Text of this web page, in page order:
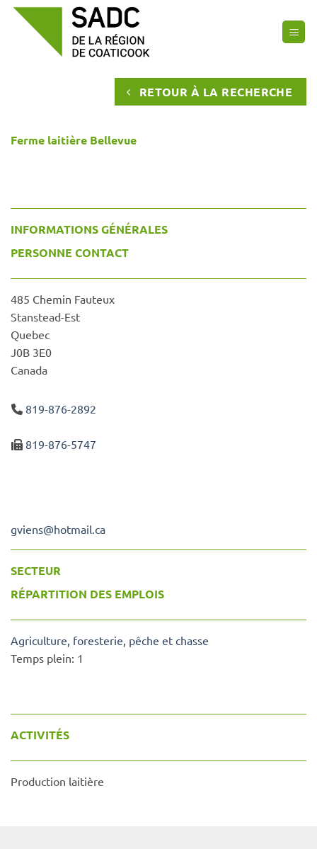
Passer
RETOUR À LA RECHERCHE
Ferme laitière Bellevue
INFORMATIONS GÉNÉRALES
PERSONNE CONTACT
485 Chemin Fauteux
Stanstead-Est
Quebec
J0B 3E0
Canada
819-876-2892
819-876-5747
gviens@hotmail.ca
SECTEUR
RÉPARTITION DES EMPLOIS
Agriculture, foresterie, pêche et chasse
Temps plein: 1
ACTIVITÉS
Production laitière